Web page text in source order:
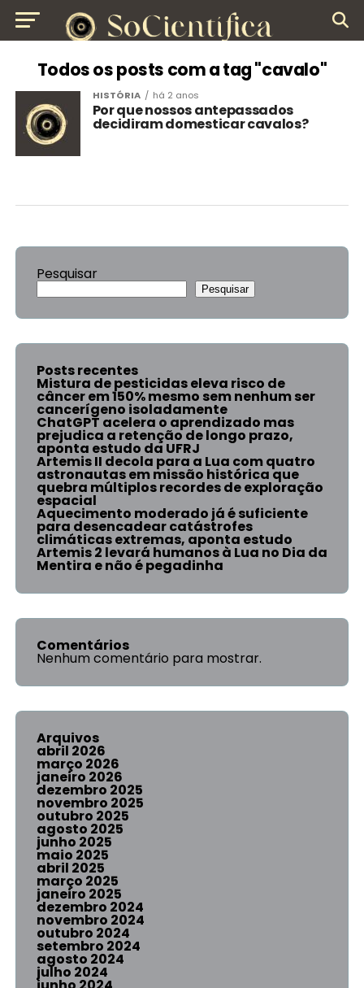
Todos os posts com a tag "cavalo"
HISTÓRIA há 2 anos
Por que nossos antepassados
decidiram domesticar cavalos?
Pesquisar
Pesquisar
Posts recentes
Mistura de pesticidas eleva risco de
câncer em 150% mesmo sem nenhum ser
cancerígeno isoladamente
ChatGPT acelera o aprendizado mas
prejudica a retenção de longo prazo,
aponta estudo da UFRJ
Artemis II decola para a Lua com quatro
astronautas em missão histórica que
quebra múltiplos recordes de exploração
espacial
Aquecimento moderado já é suficiente
para desencadear catástrofes
climáticas extremas, aponta estudo
Artemis 2 levará humanos à Lua no Dia da
Mentira e não é pegadinha
Comentários
Nenhum comentário para mostrar.
Arquivos
abril 2026
março 2026
janeiro 2026
dezembro 2025
novembro 2025
outubro 2025
agosto 2025
junho 2025
maio 2025
abril 2025
março 2025
janeiro 2025
dezembro 2024
novembro 2024
outubro 2024
setembro 2024
agosto 2024
julho 2024